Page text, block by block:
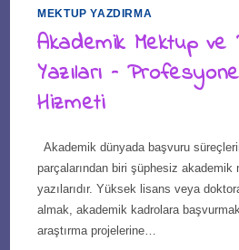
MEKTUP YAZDIRMA
Akademik Mektup
Yazıları –
Hizmeti
Akademik dünyada başvuru
parçalarından biri şüphesiz akademik
yazılarıdır. Yüksek lisans veya
almak, akademik kadrolara
araştırma projelerine…